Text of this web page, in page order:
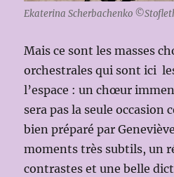
Ekaterina Scherbachenko
Mais ce sont les masses
orchestrales qui sont ici
l’espace : un chœur
sera pas la seule occasion
bien préparé par
moments très subtils, un
contrastes et une belle